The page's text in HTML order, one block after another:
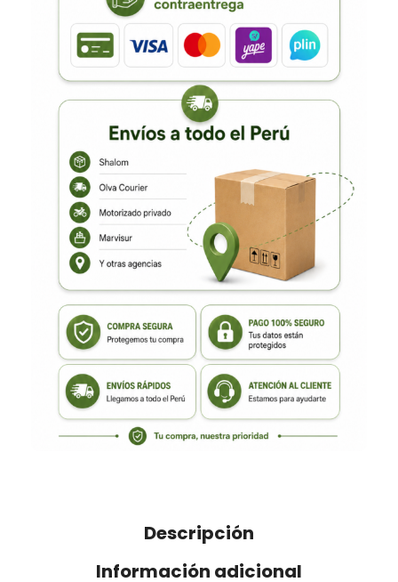
Descripción
Información adicional